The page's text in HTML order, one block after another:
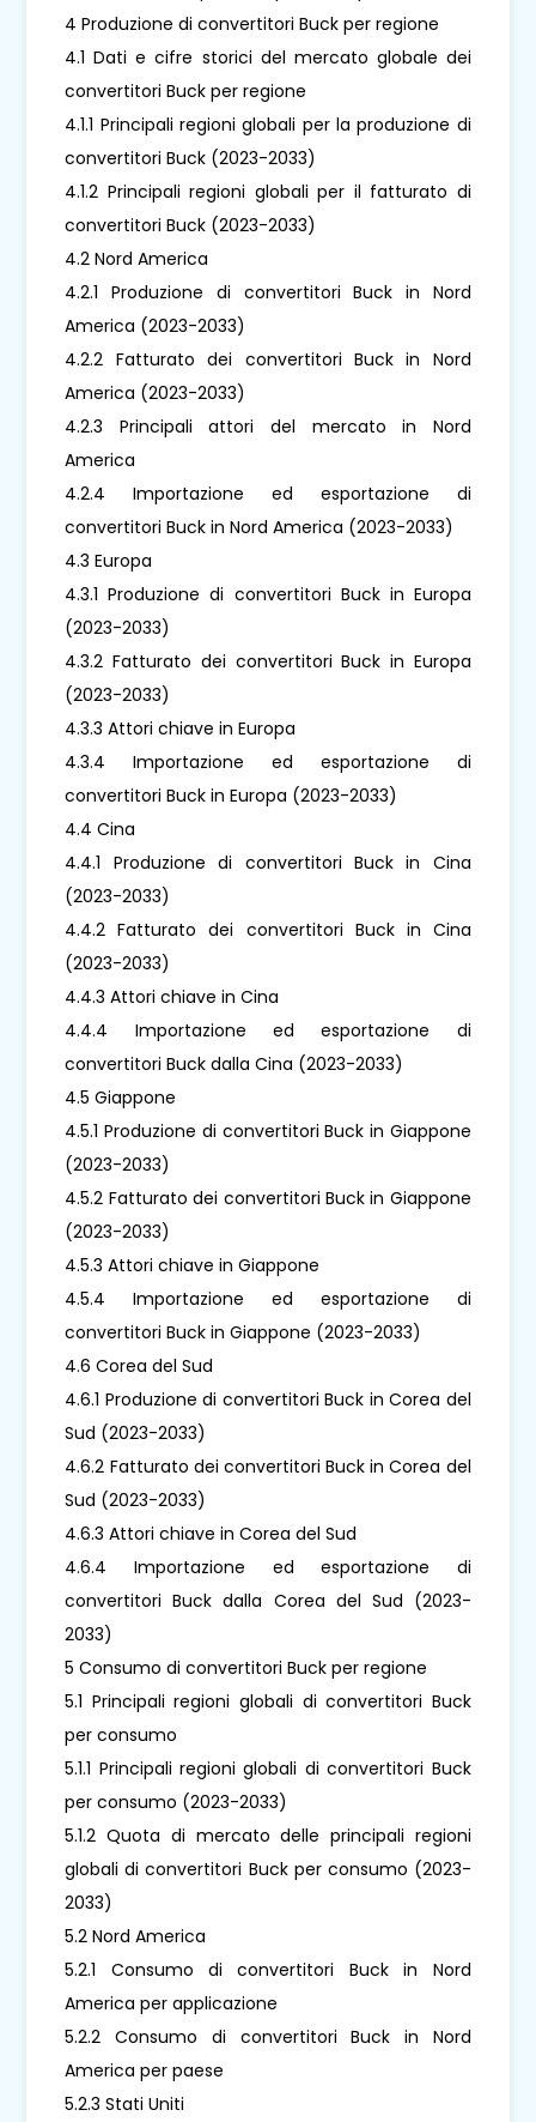
4 Produzione di convertitori Buck per regione
4.1 Dati e cifre storici del mercato globale dei
convertitori Buck per regione
4.1.1 Principali regioni globali per la produzione di
convertitori Buck (2023-2033)
4.1.2 Principali regioni globali per il fatturato di
convertitori Buck (2023-2033)
4.2 Nord America
4.2.1 Produzione di convertitori Buck in Nord
America (2023-2033)
4.2.2 Fatturato dei convertitori Buck in Nord
America (2023-2033)
4.2.3 Principali attori del mercato in Nord
America
4.2.4 Importazione ed esportazione di
convertitori Buck in Nord America (2023-2033)
4.3 Europa
4.3.1 Produzione di convertitori Buck in Europa
(2023-2033)
4.3.2 Fatturato dei convertitori Buck in Europa
(2023-2033)
4.3.3 Attori chiave in Europa
4.3.4 Importazione ed esportazione di
convertitori Buck in Europa (2023-2033)
4.4 Cina
4.4.1 Produzione di convertitori Buck in Cina
(2023-2033)
4.4.2 Fatturato dei convertitori Buck in Cina
(2023-2033)
4.4.3 Attori chiave in Cina
4.4.4 Importazione ed esportazione di
convertitori Buck dalla Cina (2023-2033)
4.5 Giappone
4.5.1 Produzione di convertitori Buck in Giappone
(2023-2033)
4.5.2 Fatturato dei convertitori Buck in Giappone
(2023-2033)
4.5.3 Attori chiave in Giappone
4.5.4 Importazione ed esportazione di
convertitori Buck in Giappone (2023-2033)
4.6 Corea del Sud
4.6.1 Produzione di convertitori Buck in Corea del
Sud (2023-2033)
4.6.2 Fatturato dei convertitori Buck in Corea del
Sud (2023-2033)
4.6.3 Attori chiave in Corea del Sud
4.6.4 Importazione ed esportazione di
convertitori Buck dalla Corea del Sud (2023-
2033)
5 Consumo di convertitori Buck per regione
5.1 Principali regioni globali di convertitori Buck
per consumo
5.1.1 Principali regioni globali di convertitori Buck
per consumo (2023-2033)
5.1.2 Quota di mercato delle principali regioni
globali di convertitori Buck per consumo (2023-
2033)
5.2 Nord America
5.2.1 Consumo di convertitori Buck in Nord
America per applicazione
5.2.2 Consumo di convertitori Buck in Nord
America per paese
5.2.3 Stati Uniti